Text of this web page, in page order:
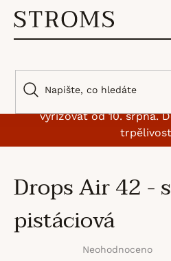
obsah
🌿 I my jsme si na chvíli
9. srpna máme dovolenou,
vyřizovat od 10. srpna.
Drops Air 42 -
pistáciová
Neohodnoceno